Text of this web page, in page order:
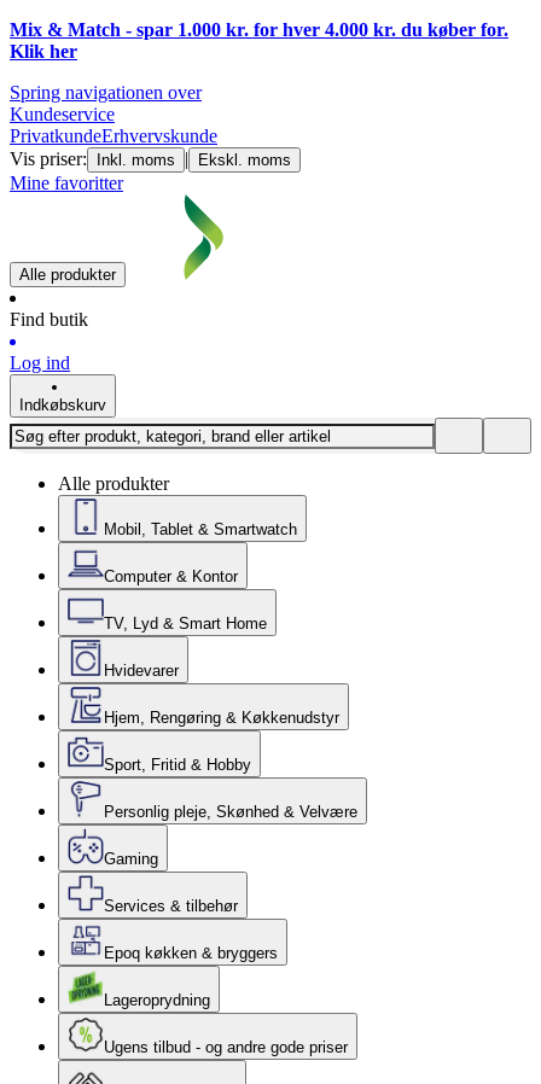
Mix & Match - spar 1.000 kr. for hver 4.000 kr. du køber for.
Klik her
Spring navigationen over
Kundeservice
PrivatkundeErhvervskunde
Vis priser:
Inkl. moms | Ekskl. moms
Mine favoritter
Alle produkter
Find butik
Log ind
Indkøbskurv
Alle produkter
Mobil, Tablet & Smartwatch
Computer & Kontor
TV, Lyd & Smart Home
Hvidevarer
Hjem, Rengøring & Køkkenudstyr
Sport, Fritid & Hobby
Personlig pleje, Skønhed & Velvære
Gaming
Services & tilbehør
Epoq køkken & bryggers
Lageroprydning
Ugens tilbud - og andre gode priser